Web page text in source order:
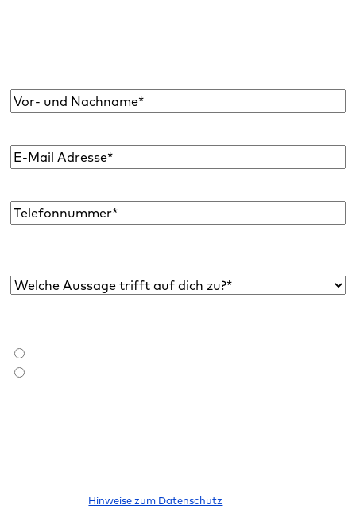
Name *
E-
Mail
Telefon
Hinweise zum Datenschutz